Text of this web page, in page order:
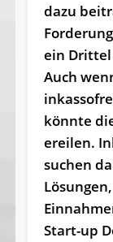
dazu
ein Drittel
Auch
könnte
ereilen.
suchen
Start-up